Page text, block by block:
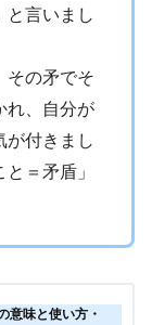
と言いまし
その矛でそ
れ、自分が
が付きまし
＝矛盾」
意味と使い方・